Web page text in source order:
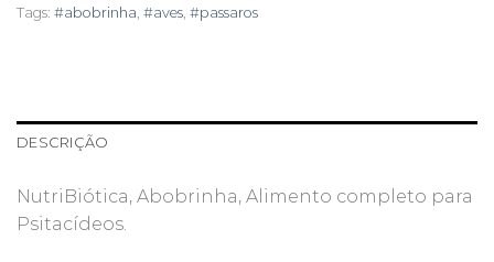
Tags: #abobrinha, #aves, #passaros
DESCRIÇÃO
NutriBiótica, Abobrinha, Alimento completo para
Psitacídeos.